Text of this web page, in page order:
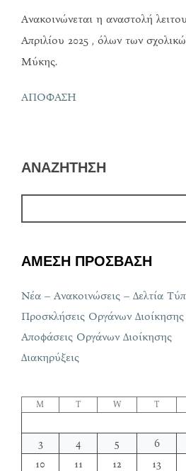
Ανακοινώνεται η αναστολή
Απριλίου 2025 , όλων των
Μύκης.
ΑΠΟΦΑΣΗ
ΑΝΑΖΗΤΗΣΗ
ΑΜΕΣΗ ΠΡΟΣΒΑΣΗ
Νέα – Ανακοινώσεις – Δελτία
Προσκλήσεις Οργάνων Διοίκησης
Αποφάσεις Οργάνων Διοίκησης
Διακηρύξεις
M T W T
3
4 5 6
10
11 12 13